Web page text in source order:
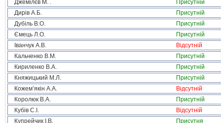
Джемілєв М. .
Присутній
Дирів А.Б.
Присутній
Дубіль В.О.
Присутній
Ємець Л.О.
Присутній
Іванчук А.В.
Відсутній
Кальченко В.М.
Присутній
Кириленко В.А.
Присутній
Княжицький М.Л.
Присутній
Кожем’якін А.А.
Відсутній
Королюк В.А.
Присутній
Кубів С.І.
Відсутній
Купрейчик І.В.
Присутня